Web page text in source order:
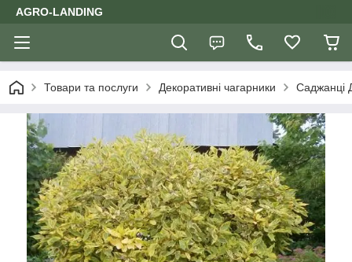
AGRO-LANDING
Товари та послуги Декоративні чагарники Саджанці